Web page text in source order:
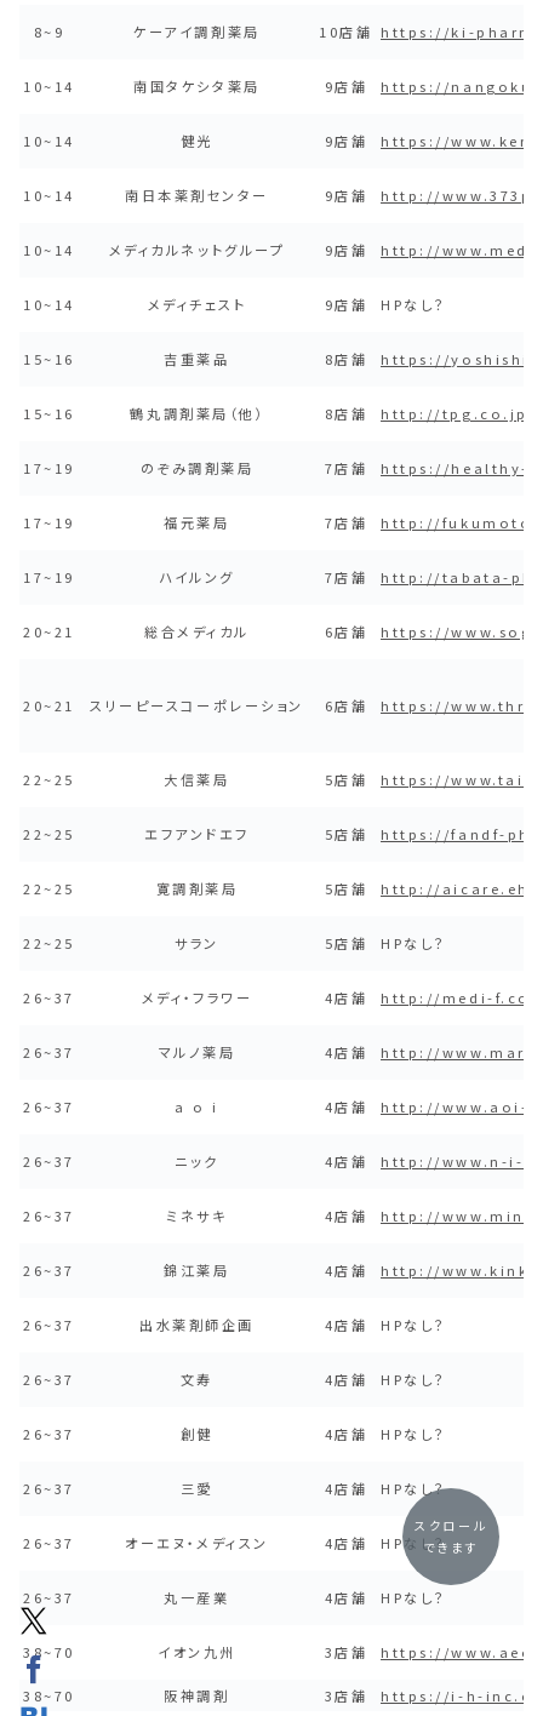
8~9 ケーアイ調剤薬局 10店舗 https://ki-
10~14 南国タケシタ薬局 9店舗 https://
10~14 健光 9店舗 https://
10~14 南日本薬剤センター 9店舗 http://
10~14 メディカルネットグループ 9店舗 http://
10~14 メディチェスト 9店舗 HPなし？
15~16 吉重薬品 8店舗 https://
15~16 鶴丸調剤薬局（他） 8店舗 http://tpg.co.jp/
17~19 のぞみ調剤薬局 7店舗 https://healthy-
17~19 福元薬局 7店舗 http://
17~19 ハイルング 7店舗 http://tabata-
20~21 総合メディカル 6店舗 https://
20~21 スリーピースコーポレーション 6店舗 https://
22~25 大信薬局 5店舗 https://
22~25 エフアンドエフ 5店舗 https://fandf-
22~25 寛調剤薬局 5店舗 http://
22~25 サラン 5店舗 HPなし？
26~37 メディ・フラワー 4店舗 http://medi-
26~37 マルノ薬局 4店舗 http://
26~37 a o i 4店舗 http://www.aoi-
26~37 ニック 4店舗 http://www.n-i-
26~37 ミネサキ 4店舗 http://
26~37 錦江薬局 4店舗 http://
26~37 出水薬剤師企画 4店舗 HPなし？
26~37 文寿 4店舗 HPなし？
26~37 創健 4店舗 HPなし？
26~37 三愛 4店舗 HPなし？
26~37 オーエヌ・メディスン 4店舗 HPなし？
26~37 丸一産業 4店舗 HPなし？
38~70 イオン九州 3店舗 https://
38~70 阪神調剤 3店舗 https://i-h-
スクロール
できます